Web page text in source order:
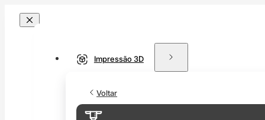
Impressão 3D
Voltar